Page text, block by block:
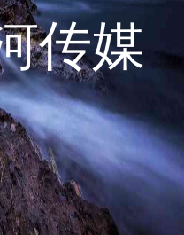
传媒